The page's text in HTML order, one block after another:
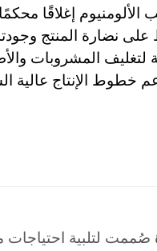
إغلاقًا محكمًا
نضارة المنتج
لتغليف المشروبات
صُممت لتلبية احتياجات